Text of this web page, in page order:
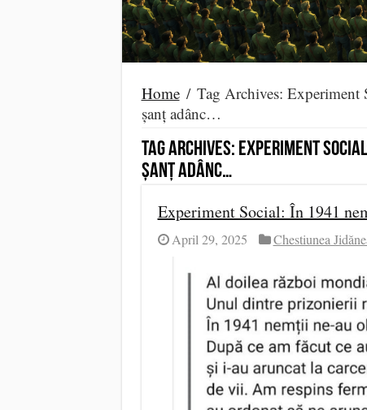
Home / Tag Archives: Experiment
șanț adânc…
Tag Archives: Experiment
șanț adânc…
Experiment Social: În 1941
April 29, 2025 Chestiunea